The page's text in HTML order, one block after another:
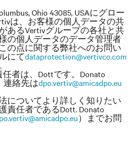
Ohio 43085, USAにグロー
は、お客様の個人データの共
あるVertivグループの各社と共
の個人データのデータ管理者
の点に関する弊社へのお問い
にてdataprotection@vertivco.com
任者は、Dottです。Donato
連絡先はdpo.vertiv@amicadpo.eu
についてより詳しく知りたい
責任者であるDott. Donato
）までお問